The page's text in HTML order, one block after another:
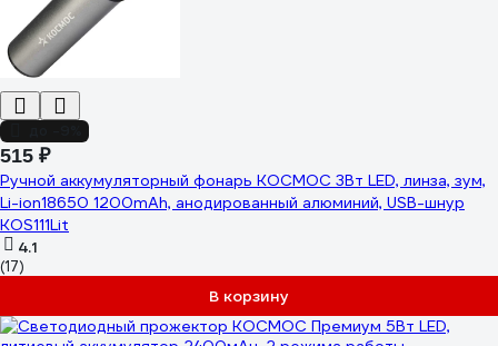
515 ₽
Ручной аккумуляторный фонарь КОСМОС 3Вт LED, линза, зум,
Li-ion18650 1200mAh, анодированный алюминий, USB-шнур
KOS111Lit
4.1
(17)
В корзину